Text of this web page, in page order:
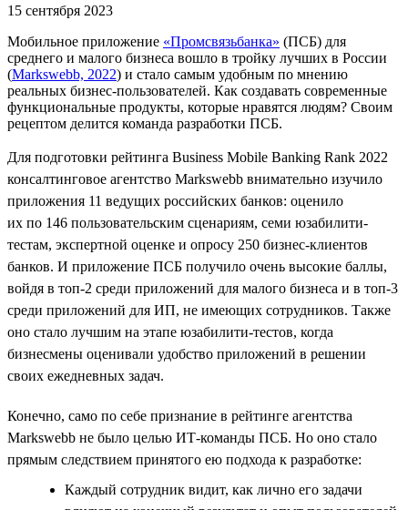
15 сентября 2023
Мобильное приложение «Промсвязьбанка» (ПСБ) для
среднего и малого бизнеса вошло в тройку лучших в России
(Markswebb, 2022) и стало самым удобным по мнению
реальных бизнес-пользователей. Как создавать современные
функциональные продукты, которые нравятся людям? Своим
рецептом делится команда разработки ПСБ.
Для подготовки рейтинга Business Mobile Banking Rank 2022
консалтинговое агентство Markswebb внимательно изучило
приложения 11 ведущих российских банков: оценило
их по 146 пользовательским сценариям, семи юзабилити-
тестам, экспертной оценке и опросу 250 бизнес-клиентов
банков. И приложение ПСБ получило очень высокие баллы,
войдя в топ-2 среди приложений для малого бизнеса и в топ-3
среди приложений для ИП, не имеющих сотрудников. Также
оно стало лучшим на этапе юзабилити-тестов, когда
бизнесмены оценивали удобство приложений в решении
своих ежедневных задач.
Конечно, само по себе признание в рейтинге агентства
Markswebb не было целью ИТ-команды ПСБ. Но оно стало
прямым следствием принятого ею подхода к разработке:
Каждый сотрудник видит, как лично его задачи